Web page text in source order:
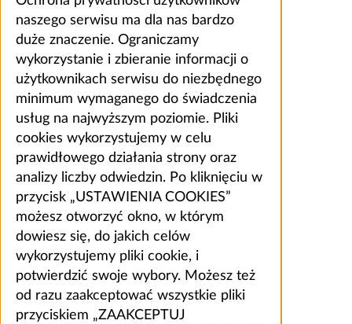
naszego serwisu ma dla nas bardzo
duże znaczenie. Ograniczamy
wykorzystanie i zbieranie informacji o
użytkownikach serwisu do niezbędnego
minimum wymaganego do świadczenia
usług na najwyższym poziomie. Pliki
cookies wykorzystujemy w celu
prawidłowego działania strony oraz
analizy liczby odwiedzin. Po kliknięciu w
przycisk „USTAWIENIA COOKIES”
możesz otworzyć okno, w którym
dowiesz się, do jakich celów
wykorzystujemy pliki cookie, i
potwierdzić swoje wybory. Możesz też
od razu zaakceptować wszystkie pliki
przyciskiem „ZAAKCEPTUJ